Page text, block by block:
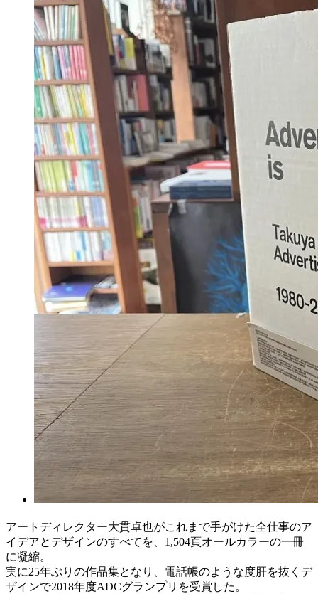
アートディレクター大貫卓也がこれまで手がけた全仕事のア
イデアとデザインのすべてを、1,504頁オールカラーの一冊
に凝縮。
実に25年ぶりの作品集となり、電話帳のような度肝を抜くデ
ザインで2018年度ADCグランプリを受賞した。